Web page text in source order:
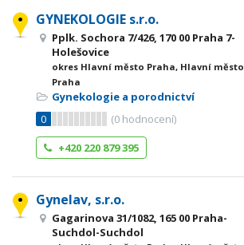
GYNEKOLOGIE s.r.o.
Pplk. Sochora 7/426, 170 00 Praha 7-
Holešovice
okres Hlavní město Praha, Hlavní město
Praha
Gynekologie a porodnictví
0
(0 hodnocení)
+420 220 879 395
Gynelav, s.r.o.
Gagarinova 31/1082, 165 00 Praha-
Suchdol-Suchdol